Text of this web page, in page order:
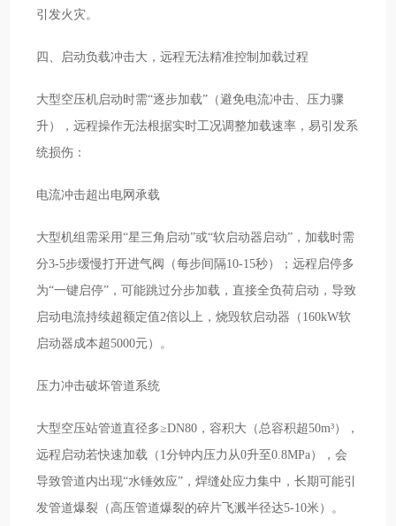
引发火灾。
四、启动负载冲击大，远程无法精准控制加载过程
大型空压机启动时需“逐步加载”（避免电流冲击、压力骤
升），远程操作无法根据实时工况调整加载速率，易引发系
统损伤：
电流冲击超出电网承载
大型机组需采用“星三角启动”或“软启动器启动”，加载时需
分3-5步缓慢打开进气阀（每步间隔10-15秒）；远程启停多
为“一键启停”，可能跳过分步加载，直接全负荷启动，导致
启动电流持续超额定值2倍以上，烧毁软启动器（160kW软
启动器成本超5000元）。
压力冲击破坏管道系统
大型空压站管道直径多≥DN80，容积大（总容积超50m³），
远程启动若快速加载（1分钟内压力从0升至0.8MPa），会
导致管道内出现“水锤效应”，焊缝处应力集中，长期可能引
发管道爆裂（高压管道爆裂的碎片飞溅半径达5-10米）。